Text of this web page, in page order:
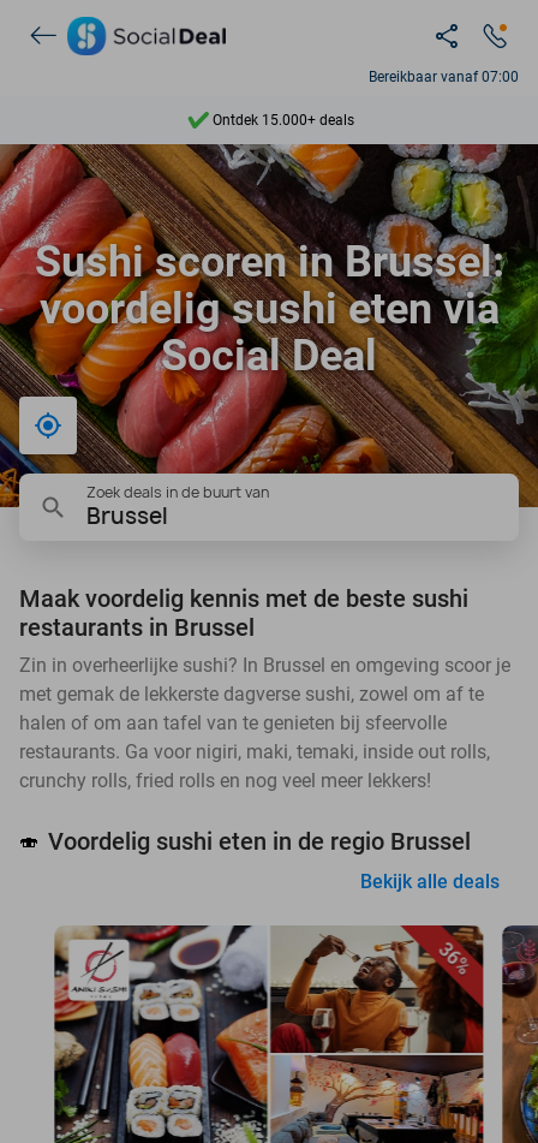
Bereikbaar vanaf 07:00
Ontdek 15.000+ deals
7 dagen per week beschikbaar
10+ miljoen leden
9,4
Ontdek 15.000+ deals
Sushi scoren in Brussel:
voordelig sushi eten via
Social Deal
Bij mij in de buurt
Zoek deals in de buurt van
Brussel
Maak voordelig kennis met de beste sushi
restaurants in Brussel
Zin in overheerlijke sushi? In Brussel en omgeving scoor je
met gemak de lekkerste dagverse sushi, zowel om af te
halen of om aan tafel van te genieten bij sfeervolle
restaurants. Ga voor nigiri, maki, temaki, inside out rolls,
crunchy rolls, fried rolls en nog veel meer lekkers!
🍣 Voordelig sushi eten in de regio Brussel
Bekijk alle deals
36%